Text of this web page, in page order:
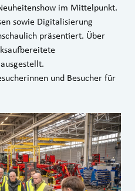
im Mittelpunkt.
sowie Digitalisierung
präsentiert. Über
und Besucher für